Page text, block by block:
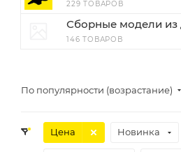
229 ТОВАРОВ
Сборные модели из
146 ТОВАРОВ
По популярности (возрастание)
Цена Новинка